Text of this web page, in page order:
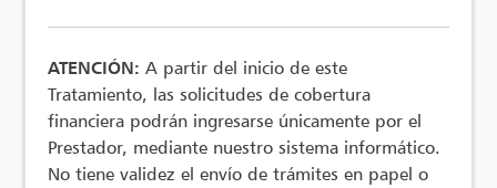
ATENCIÓN: A partir del inicio de este
Tratamiento, las solicitudes de cobertura
financiera podrán ingresarse únicamente por el
Prestador, mediante nuestro sistema informático.
No tiene validez el envío de trámites en papel o